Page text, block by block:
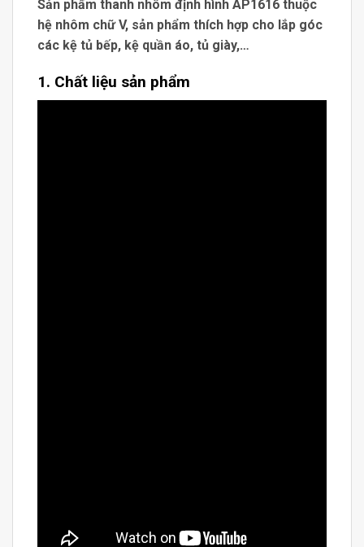
Sản phẩm thanh nhôm định hình AP1616 thuộc
hệ nhôm chữ V, sản phẩm thích hợp cho lắp góc
các kệ tủ bếp, kệ quần áo, tủ giày,…
1. Chất liệu sản phẩm